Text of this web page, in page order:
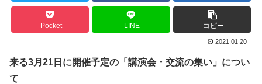
Pocket LINE コピー
2021.01.20
来る3月21日に開催予定の「講演会・交流の集い」につい
て